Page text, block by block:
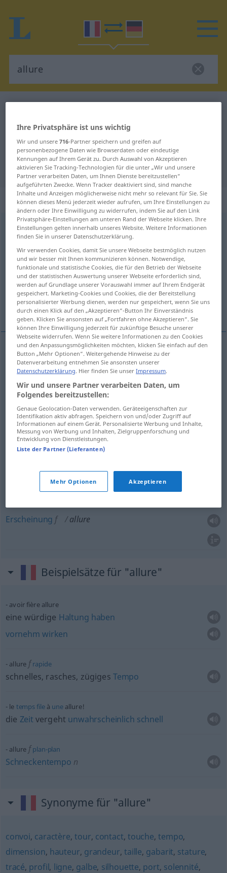
Französisch-Deutsch Übersetzung
für "allure"
"allure" Deutsch Übersetzung
„allure“: féminin
allure [alyʀ]f
Übersicht aller Übersetzungen
(Für mehr Details die Übersetzung anklicken/antippen)
Tempo, Geschwindigkeit Gang, Gangart
Aussehen, Erscheinung
Tempon allure(≈ vitesse)
Geschwindigkeitf allure
Gangm allure (≈ démarche)
Aussehenn allure(≈ aspect)
Erscheinung f allure
Beispielsätze für "allure"
avoir fière allure
eine würdige Haltung haben
vornehm wirken
allure f rapide
schnelles, rasches, zügiges Tempo
le tempsfileà uneallure!
die Zeit vergeht unwahrscheinlich schnell
allure f plan-plan
Schneckentempo n
Synonyme für "allure"
convoi, caractère,tour, contact, touche,tempo,
dimension, hauteur, grandeur, taille, gabarit, stature,
tracé, profil, ligne, galbe, silhouette, port, solennité,
Ihre Privatsphäre ist uns wichtig
Wir und unsere716-Partner speichern und greifen auf
personenbezogene Daten wie Browserdaten oder eindeutige
Kennungen auf Ihrem Gerät zu. Durch Auswahl von Akzeptieren
aktivieren Sie Tracking-Technologien für die unter „Wir und unsere
Partner verarbeiten Daten, um Ihnen Dienste bereitzustellen“
aufgeführten Zwecke. Wenn Tracker deaktiviert sind, sind manche
Inhalte und Anzeigen möglicherweise nicht mehr so relevant für Sie. Sie
können dieses Menü jederzeit wieder aufrufen, um Ihre Einstellungen zu
ändern oder Ihre Einwilligung zu widerrufen, indem Sie auf den Link
Privatsphäre-Einstellungen am unteren Rand der Webseite klicken. Ihre
Einstellungen gelten innerhalb unseres Website. Weitere Informationen
finden Sie in unserer Datenschutzerklärung.
Wir verwenden Cookies, damit Sie unsere Webseite bestmöglich nutzen
und wir besser mit Ihnen kommunizieren können. Notwendige,
funktionale und statistische Cookies, die für den Betrieb der Webseite
und der statistischen Auswertung unserer Webseite erforderlich sind,
werden auf Grundlage unserer Vorauswahl immer auf Ihrem Endgerät
gespeichert. Marketing-Cookies und Cookies, die der Bereitstellung
personalisierter Werbung dienen, werden nur gespeichert, wenn Sie uns
durch einen Klick auf den „Akzeptieren“-Button Ihr Einverständnis
geben. Klicken Sie ansonsten auf „Fortfahren ohne Akzeptieren“. Sie
können Ihre Einwilligung jederzeit für zukünftige Besuche unserer
Webseite widerrufen. Wenn Sie weitere Informationen zu den Cookies
und den Anpassungsmöglichkeiten möchten, klicken Sie einfach auf den
Button „Mehr Optionen“. Weitergehende Hinweise zu der
Datenverarbeitung entnehmen Sie ansonsten unserer
Datenschutzerklärung. Hier finden Sie unserImpressum.
Wir und unsere Partner verarbeiten Daten, um
Folgendes bereitzustellen:
Genaue Geolocation-Daten verwenden. Geräteeigenschaften zur
Identifikation aktiv abfragen. Speichern von und/oder Zugriff auf
Informationen auf einem Gerät. Personalisierte Werbung und Inhalte,
Messung von Werbung und Inhalten, Zielgruppenforschung und
Entwicklung von Dienstleistungen.
Liste der Partner (Lieferanten)
Mehr Optionen Akzeptieren